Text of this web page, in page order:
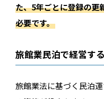
た、5年ごとに登録の更
必要です。
旅館業民泊で経営す
旅館業法に基づく民泊